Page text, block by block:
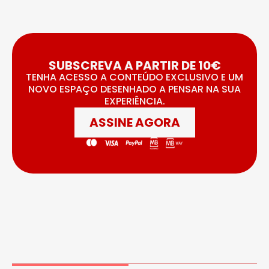
SUBSCREVA A PARTIR DE 10€
TENHA ACESSO A CONTEÚDO EXCLUSIVO E UM
NOVO ESPAÇO DESENHADO A PENSAR NA SUA
EXPERIÊNCIA.
ASSINE AGORA